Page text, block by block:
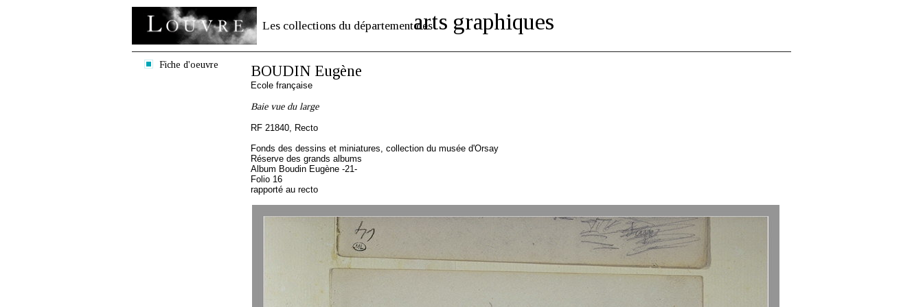
Les collections du département desarts graphiques
Fiche d'oeuvre BOUDIN Eugène
Ecole française
Baie vue du large
RF 21840, Recto
Fonds des dessins et miniatures, collection du musée d'Orsay
Réserve des grands albums
Album Boudin Eugène -21-
Folio 16
rapporté au recto